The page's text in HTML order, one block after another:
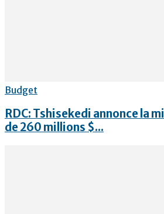
Budget
RDC: Tshisekedi annonce la
de 260 millions $...